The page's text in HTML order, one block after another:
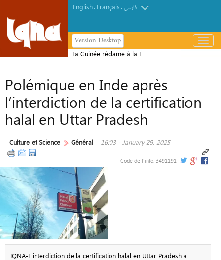
English. Français.فارسی
Version Desktop
باز
و
La Guinée réclame à la France les
patrimoine historique
Polémique en Inde après
l’interdiction de la certification
halal en Uttar Pradesh
Culture et Science Général 16:03 - January 29, 2025
Code de l'info: 3491191
IQNA-L'interdiction de la certification halal en Uttar Pradesh a